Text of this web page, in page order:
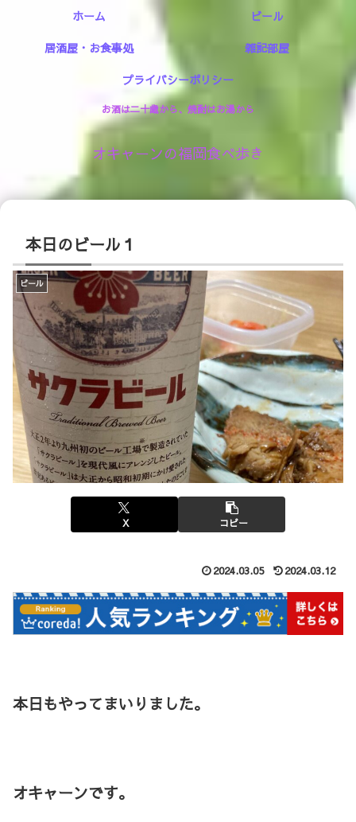
お酒は二十歳から、焼酎はお湯から
オキャーンの福岡食べ歩き
ホーム
ビール
居酒屋・お食事処
雑記部屋
プライバシーポリシー
本日のビール１
ビール
X コピー
2024.03.05 2024.03.12
本日もやってまいりました。
オキャーンです。